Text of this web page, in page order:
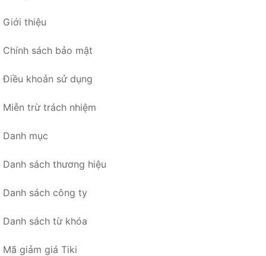
Giới thiệu
Chính sách bảo mật
Điều khoản sử dụng
Miễn trừ trách nhiệm
Danh mục
Danh sách thương hiệu
Danh sách công ty
Danh sách từ khóa
Mã giảm giá Tiki